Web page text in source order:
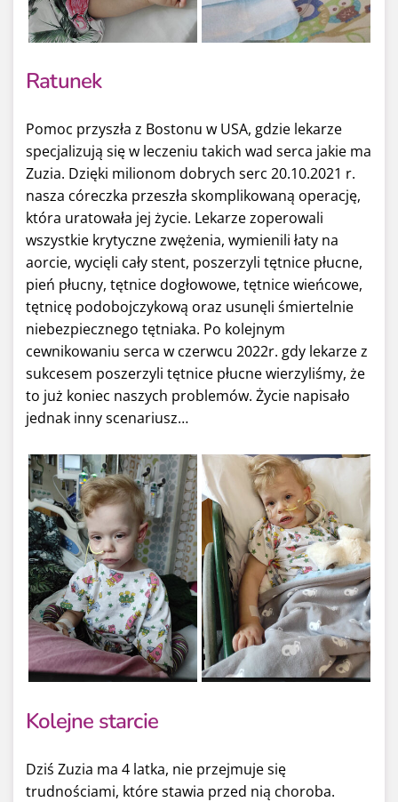
Ratunek
Pomoc przyszła z Bostonu w USA, gdzie lekarze
specjalizują się w leczeniu takich wad serca jakie ma
Zuzia. Dzięki milionom dobrych serc 20.10.2021 r.
nasza córeczka przeszła skomplikowaną operację,
która uratowała jej życie. Lekarze zoperowali
wszystkie krytyczne zwężenia, wymienili łaty na
aorcie, wycięli cały stent, poszerzyli tętnice płucne,
pień płucny, tętnice dogłowowe, tętnice wieńcowe,
tętnicę podobojczykową oraz usunęli śmiertelnie
niebezpiecznego tętniaka. Po kolejnym
cewnikowaniu serca w czerwcu 2022r. gdy lekarze z
sukcesem poszerzyli tętnice płucne wierzyliśmy, że
to już koniec naszych problemów. Życie napisało
jednak inny scenariusz…
Kolejne starcie
Dziś Zuzia ma 4 latka, nie przejmuje się
trudnościami, które stawia przed nią choroba.